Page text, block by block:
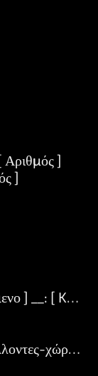
Αριθμός ]
]
] __: [
χώρους